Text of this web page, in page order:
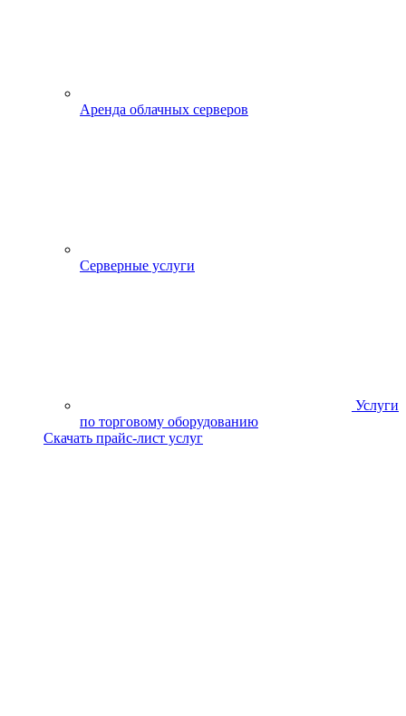
Аренда облачных серверов
Серверные услуги
Услуги
по торговому оборудованию
Скачать прайс-лист услуг